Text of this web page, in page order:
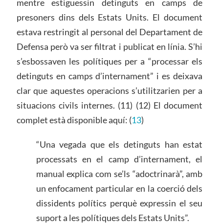
mentre estiguessin detinguts en camps de
presoners dins dels Estats Units. El document
estava restringit al personal del Departament de
Defensa però va ser filtrat i publicat en línia. S’hi
s’esbossaven les polítiques per a “processar els
detinguts en camps d’internament” i es deixava
clar que aquestes operacions s’utilitzarien per a
situacions civils internes. (11) (12) El document
complet està disponible aquí: (13)
“Una vegada que els detinguts han estat
processats en el camp d’internament, el
manual explica com se’ls “adoctrinarà”, amb
un enfocament particular en la coerció dels
dissidents polítics perquè expressin el seu
suport a les polítiques dels Estats Units”.